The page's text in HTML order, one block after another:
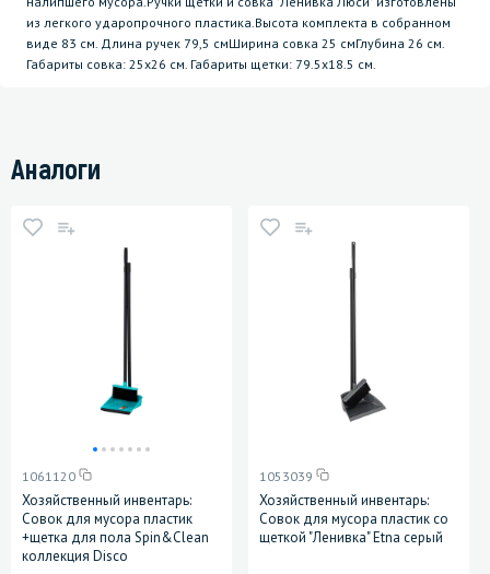
из легкого ударопрочного пластика.Высота комплекта в собранном
виде 83 см. Длина ручек 79,5 смШирина совка 25 смГлубина 26 см.
Габариты совка: 25х26 см. Габариты щетки: 79.5х18.5 см.
Аналоги
1061120
Хозяйственный инвентарь:
Совок для мусора пластик
+щетка для пола Spin&Clean
коллекция Disco
1053039
Хозяйственный инвентарь:
Совок для мусора пластик со
щеткой "Ленивка" Etna серый